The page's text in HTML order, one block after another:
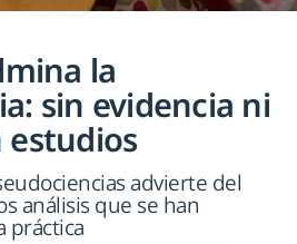
la
sin evidencia ni
estudios
advierte del
análisis que se han
práctica